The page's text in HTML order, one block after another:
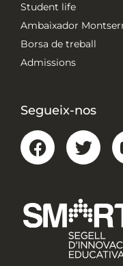
Student life
Ambaixador
Borsa de treball
Admissions
Segueix-nos